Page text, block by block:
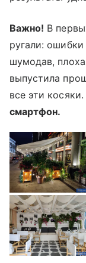
Важно! В
ругали: ошибки
шумодав,
выпустила
все эти косяки.
смартфон.